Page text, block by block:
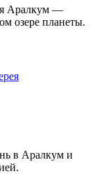
Аралкум —
озере планеты.
в Аралкум и